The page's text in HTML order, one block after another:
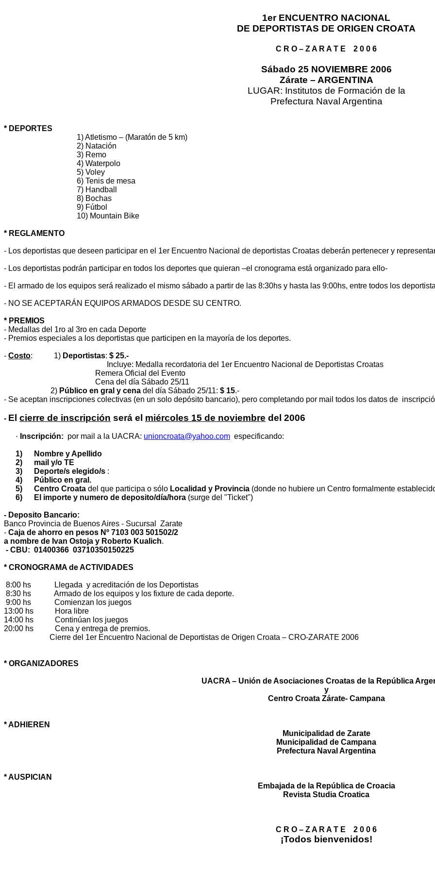
1er ENCUENTRO NACIONAL
DE DEPORTISTAS DE ORIGEN CROATA
C R O – Z A R A T E 2 0 0 6
Sábado 25 NOVIEMBRE 2006
Zárate – ARGENTINA
LUGAR: Institutos de Formación de la
Prefectura Naval Argentina
* DEPORTES
1) Atletismo – (Maratón de 5 km)
2) Natación
3) Remo
4) Waterpolo
5) Voley
6) Tenis de mesa
7) Handball
8) Bochas
9) Fútbol
10) Mountain Bike
* REGLAMENTO
- Los deportistas que deseen participar en el 1er Encuentro Nacional de deportistas Croatas deberán pertenecer y
- Los deportistas podrán participar en todos los deportes que quieran –el cronograma está organizado para ello-
- El armado de los equipos será realizado el mismo sábado a partir de las 8:30hs y hasta las 9:00hs, entre todos los
- NO SE ACEPTARÁN EQUIPOS ARMADOS DESDE SU CENTRO.
* PREMIOS
- Medallas del 1ro al 3ro en cada Deporte
- Premios especiales a los deportistas que participen en la mayoría de los deportes.
- Costo: 1) Deportistas: $ 25.-
Incluye: Medalla recordatoria del 1er Encuentro Nacional de Deportistas Croatas
Remera Oficial del Evento
Cena del día Sábado 25/11
2) Público en gral y cena del día Sábado 25/11: $ 15.-
- Se aceptan inscripciones colectivas (en un solo depósito bancario), pero completando por mail todos los datos de
- El cierre de inscripción será el miércoles 15 de noviembre del 2006
· Inscripción: por mail a la UACRA: unioncroata@yahoo.com especificando:
1) Nombre y Apellido
2) mail y/o TE
3) Deporte/s elegido/s :
4) Público en gral.
5) Centro Croata del que participa o sólo Localidad y Provincia (donde no hubiere un Centro formalmente
6) El importe y numero de deposito/día/hora (surge del "Ticket")
- Deposito Bancario:
Banco Provincia de Buenos Aires - Sucursal Zarate
- Caja de ahorro en pesos Nº 7103 003 501502/2
a nombre de Ivan Ostoja y Roberto Kualich.
- CBU: 01400366 03710350150225
* CRONOGRAMA de ACTIVIDADES
8:00 hs Llegada y acreditación de los Deportistas
8:30 hs Armado de los equipos y los fixture de cada deporte.
9:00 hs Comienzan los juegos
13:00 hs Hora libre
14:00 hs Continúan los juegos
20:00 hs Cena y entrega de premios.
Cierre del 1er Encuentro Nacional de Deportistas de Origen Croata – CRO-ZARATE 2006
* ORGANIZADORES
UACRA – Unión de Asociaciones Croatas de la República
y
Centro Croata Zárate- Campana
* ADHIEREN
Municipalidad de Zarate
Municipalidad de Campana
Prefectura Naval Argentina
* AUSPICIAN
Embajada de la República de Croacia
Revista Studia Croatica
C R O – Z A R A T E 2 0 0 6
¡Todos bienvenidos!